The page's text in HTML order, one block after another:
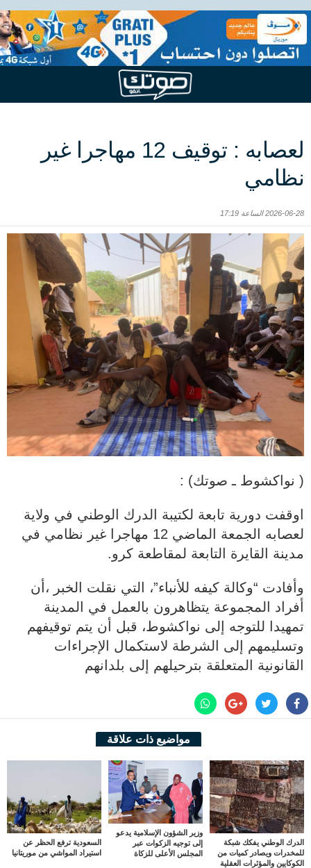
لعصابه : توقيف 12 مهاجرا غير
نظامي
2026-06-28 الساعة 17:19
( نواكشوط ـ صوتك) :
اوقفت دورية تابعة لكتيبة الدرك الوطني في ولاية
لعصابه الجمعة الماضي 12 مهاجرا غير نظامي في
مدينة القايرة التابعة لمقاطعة كرو.
وأفادت “وكالة كيفه للأنباء”، التي نقلت الخبر ،أن
أفراد المجموعة يتظاهرون بالعمل في المدينة
تمهيدا للتوجه إلى نواكشوط، قبل أن يتم توقيفهم
وتسليمهم إلى الشرطة لاستكمال الإجراءات
القانونية المتعلقة بترحيلهم إلى بلدانهم
مواضيع ذات علاقة
الدرك الوطني يفكك شبكة
للمخدرات ويصادر كميات من
الكوكايين والمؤثرات العقلية
وزير الشؤون الإسلامية يدعو
إلى توجيه الزكوات عبر
المجلس الأعلى للزكاة
السعودية ترفع الحظر عن
استيراد المواشي من موريتانيا